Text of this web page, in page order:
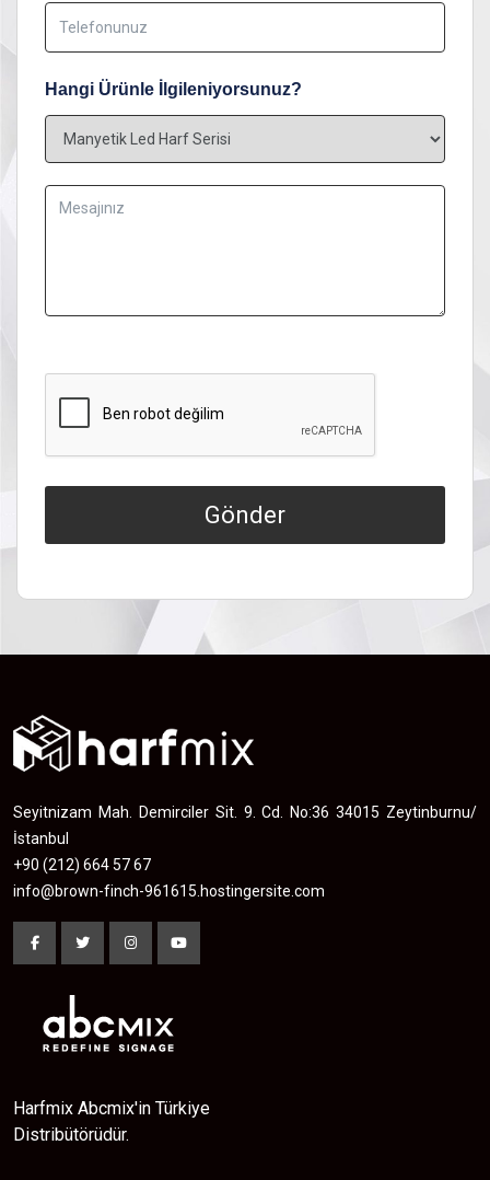
Hangi Ürünle İlgileniyorsunuz?
Gönder
Seyitnizam Mah. Demirciler Sit. 9. Cd. No:36 34015 Zeytinburnu/
İstanbul
+90 (212) 664 57 67
info@brown-finch-961615.hostingersite.com
Harfmix Abcmix'in Türkiye
Distribütörüdür.